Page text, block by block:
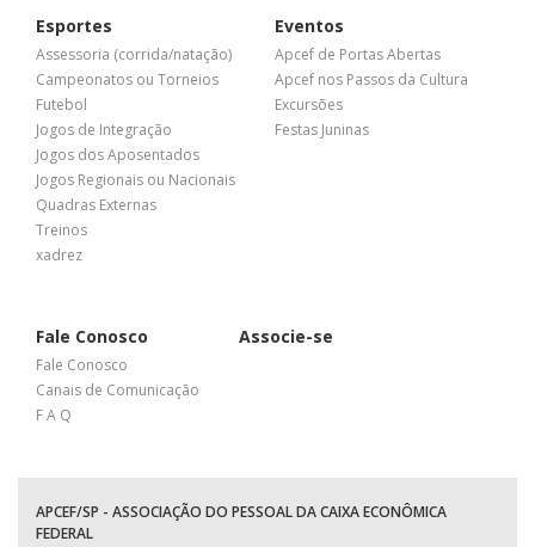
Esportes
Assessoria (corrida/natação)
Campeonatos ou Torneios
Futebol
Jogos de Integração
Jogos dos Aposentados
Jogos Regionais ou Nacionais
Quadras Externas
Treinos
xadrez
Eventos
Apcef de Portas Abertas
Apcef nos Passos da Cultura
Excursões
Festas Juninas
Fale Conosco
Fale Conosco
Canais de Comunicação
F A Q
Associe-se
APCEF/SP - ASSOCIAÇÃO DO PESSOAL DA CAIXA ECONÔMICA
FEDERAL